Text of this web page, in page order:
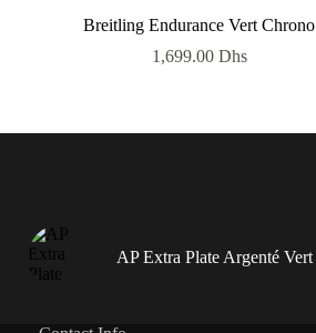
Breitling Endurance Vert Chrono
1,699.00 Dhs
AP Extra Plate Argenté Vert